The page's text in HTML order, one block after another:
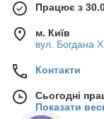
Працює з
м. Київ
вул. Богдана
Контакти
Сьогодні
Показати